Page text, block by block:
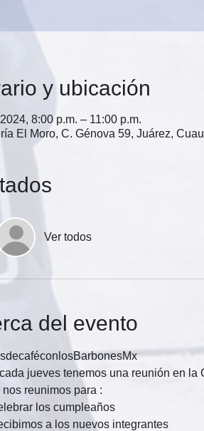
y ubicación
8:00 p.m. – 11:00 p.m.
El Moro, C. Génova 59, Juárez,
Ver todos
del evento
jueves tenemos una reunión en
nos reunimos para :
los cumpleaños
a los nuevos integrantes